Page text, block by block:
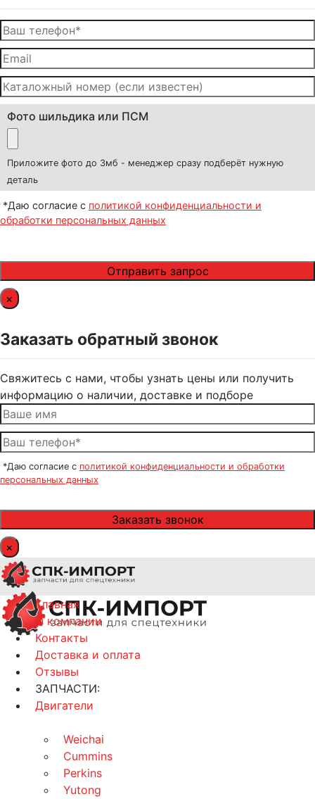
Фото шильдика или ПСМ
Приложите фото до 3мб - менеджер сразу подберёт нужную
деталь
*Даю согласие с политикой конфиденциальности и
обработки персональных данных
×
Заказать обратный звонок
Свяжитесь с нами, чтобы узнать цены или получить
информацию о наличии, доставке и подборе
*Даю согласие с политикой конфиденциальности и обработки
персональных данных
×
Главная
О компании
Контакты
Доставка и оплата
Отзывы
ЗАПЧАСТИ:
Двигатели
Weichai
Cummins
Perkins
Yutong